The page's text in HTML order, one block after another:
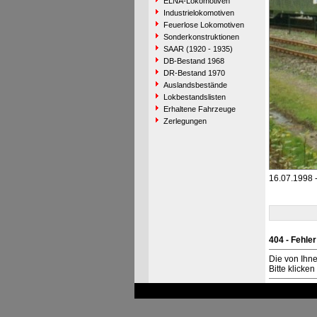
Industrielokomotiven
Feuerlose Lokomotiven
Sonderkonstruktionen
SAAR (1920 - 1935)
DB-Bestand 1968
DR-Bestand 1970
Auslandsbestände
Lokbestandslisten
Erhaltene Fahrzeuge
Zerlegungen
16.07.1998
404 - Fehler
Die von
Bitte